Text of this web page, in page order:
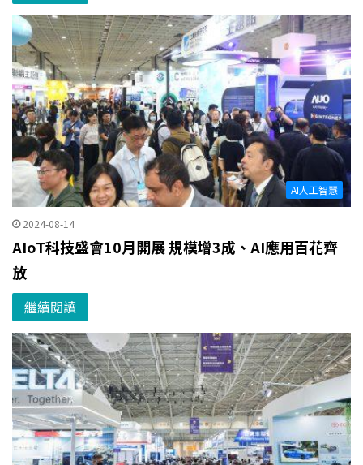
AI人工智慧
2024-08-14
AIoT科技盛會10月開展 規模增3成、AI應用百花齊
放
繼續閱讀